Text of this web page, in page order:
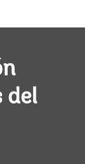
del